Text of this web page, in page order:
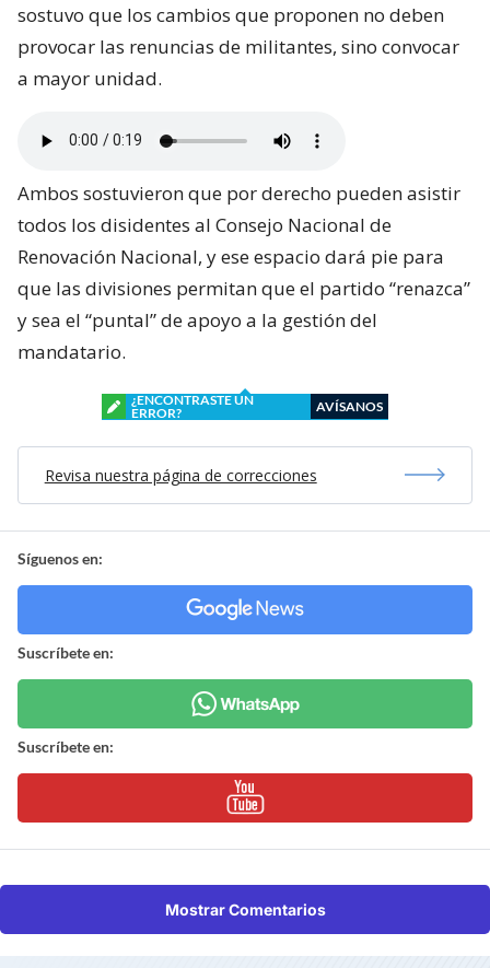
sostuvo que los cambios que proponen no deben
provocar las renuncias de militantes, sino convocar
a mayor unidad.
Ambos sostuvieron que por derecho pueden asistir
todos los disidentes al Consejo Nacional de
Renovación Nacional, y ese espacio dará pie para
que las divisiones permitan que el partido “renazca”
y sea el “puntal” de apoyo a la gestión del
mandatario.
¿ENCONTRASTE UN
ERROR?
AVÍSANOS
Revisa nuestra página de correcciones
Síguenos en:
Suscríbete en:
Suscríbete en:
Mostrar Comentarios